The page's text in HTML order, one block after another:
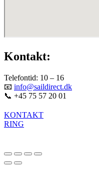
Kontakt:
Telefontid: 10 – 16
📧 info@saildirect.dk
📞 +45 75 57 20 01
KONTAKT
RING